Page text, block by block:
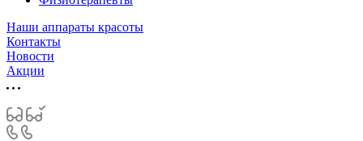
Наши аппараты красоты
Контакты
Новости
Акции